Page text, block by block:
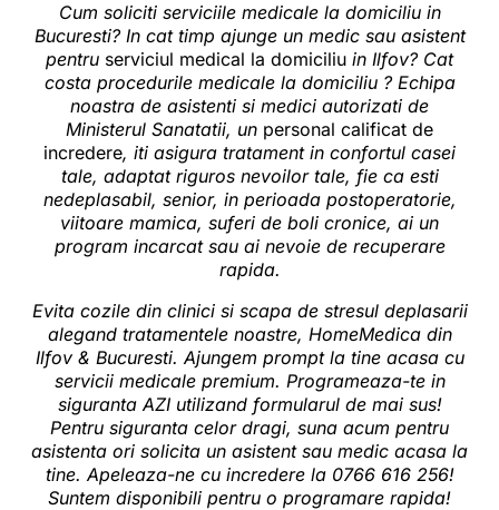
Cum soliciti serviciile medicale la domiciliuin
Bucuresti? In cat timp ajunge un medic sau asistent
pentru serviciul medical la domiciliu in Ilfov? Cat
costa procedurile medicale la domiciliu ? Echipa
noastra de asistenti si medici autorizati de
Ministerul Sanatatii, un personal calificat de
incredere, iti asigura tratament in confortul casei
tale, adaptat riguros nevoilor tale, fie ca esti
nedeplasabil, senior, in perioada postoperatorie,
viitoare mamica, suferi de boli cronice, ai un
program incarcat sau ai nevoie de recuperare
rapida.
Evita cozile din clinici si scapa de stresul deplasarii
alegand tratamentele noastre, HomeMedica din
Ilfov& Bucuresti. Ajungem prompt la tine acasa cu
servicii medicale premium. Programeaza-te in
siguranta AZI utilizand formularul de mai sus!
Pentru siguranta celor dragi, suna acum pentru
asistenta ori solicita un asistent sau medic acasa la
tine. Apeleaza-ne cu incredere la 0766 616 256!
Suntem disponibili pentru o programare rapida!